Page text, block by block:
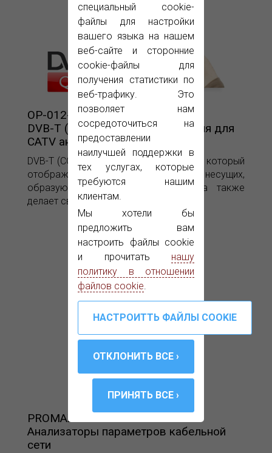
специальный cookie-
файлы для настройки
вашего языка на нашем
веб-сайте и сторонние
cookie-файлы для
получения статистики по
веб-трафику. Это
позволяет нам
сосредоточиться на
предоставлении
наилучшей поддержки в
тех услугах, которые
требуются нашим
клиентам.
Мы хотели бы
предложить вам
настроить файлы cookie
и прочитать нашу
политику в отношении
файлов cookie
OP-012-O
DVB-T (COFDM) сигнал измерения для
CATV анализатора PROMAX-12
DVB-T (COFDM) опция, для PROMAX-12, который
отображает созвездие для тех несущих,
образующих COFDM мультиплекс, а также
делает связанные измерения.
PROMAX-4
Анализаторы параметров кабельной
сети